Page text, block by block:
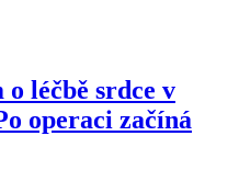
léčbě srdce v
operaci začíná